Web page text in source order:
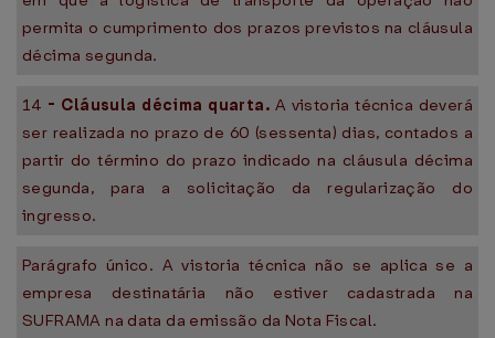
permita o cumprimento dos prazos previstos na cláusula
décima segunda.
14 - Cláusula décima quarta. A vistoria técnica deverá
ser realizada no prazo de 60 (sessenta) dias, contados a
partir do término do prazo indicado na cláusula décima
segunda, para a solicitação da regularização do
ingresso.
Parágrafo único. A vistoria técnica não se aplica se a
empresa destinatária não estiver cadastrada na
SUFRAMA na data da emissão da Nota Fiscal.